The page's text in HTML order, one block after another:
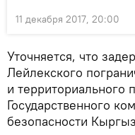
11 декабря 2017, 20:00
Уточняется, что
Лейлекского
и территориального
Государственного
безопасности